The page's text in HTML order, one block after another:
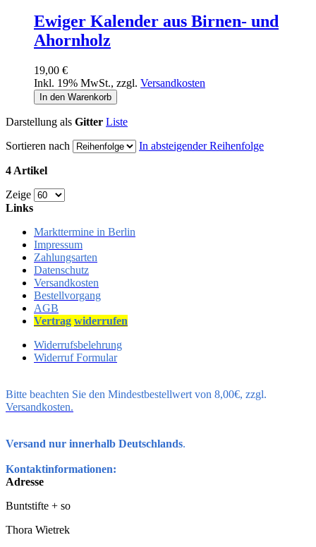
Ewiger Kalender aus Birnen- und
Ahornholz
19,00 €
Inkl. 19% MwSt., zzgl. Versandkosten
In den Warenkorb
Darstellung als Gitter Liste
Sortieren nach
In absteigender Reihenfolge
4 Artikel
Zeige
Links
Markttermine in Berlin
Impressum
Zahlungsarten
Datenschutz
Versandkosten
Bestellvorgang
AGB
Vertrag widerrufen
Widerrufsbelehrung
Widerruf Formular
Bitte beachten Sie den Mindestbestellwert von 8,00€, zzgl.
Versandkosten.
Versand nur innerhalb Deutschlands.
Kontaktinformationen:
Adresse
Buntstifte + so
Thora Wietrek